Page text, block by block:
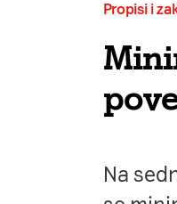
Propisi i
Na